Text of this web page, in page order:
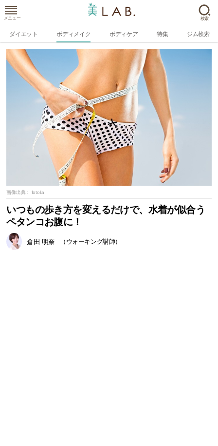
メニュー 検索
ダイエット ボディメイク ボディケア 特集 ジム検索
画像出典： fotolia
いつもの歩き方を変えるだけで、水着が似合う
ペタンコお腹に！
倉田 明奈 （ウォーキング講師）